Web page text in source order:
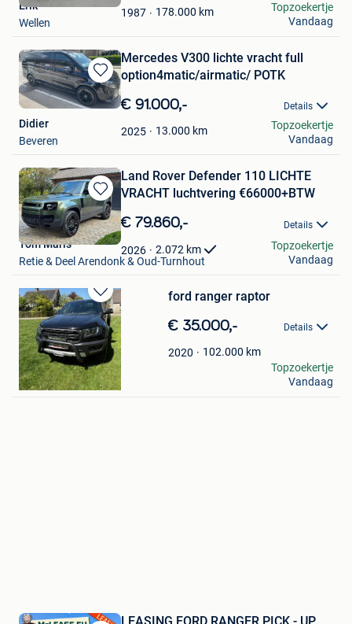
Favorieten1987 178.000 km
Erik
Wellen
Topzoekertje
Vandaag
Bewaren
in
Favorieten
Mercedes V300 lichte vracht full
option4matic/airmatic/ POTK
€ 91.000,- Details
2025 13.000 km
Didier
Beveren
Topzoekertje
Vandaag
Bewaren
in
Mijn
Favorieten
Land Rover Defender 110 LICHTE
VRACHT luchtvering €66000+BTW
€ 79.860,- Details
2026 2.072 km
Tom Maris
Retie & Deel Arendonk & Oud-Turnhout
Topzoekertje
Vandaag
Bewaren
in
Mijn
Favorieten
ford ranger raptor
€ 35.000,- Details
2020 102.000 km
Verkoop Eindhoven
Oud-Turnhout
Topzoekertje
Vandaag
LEASING FORD RANGER PICK - UP